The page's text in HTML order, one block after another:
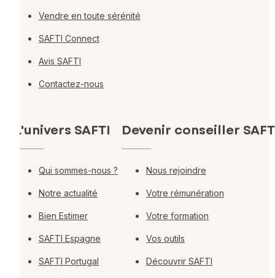
Vendre en toute sérénité
SAFTI Connect
Avis SAFTI
Contactez-nous
L'univers SAFTI
Qui sommes-nous ?
Notre actualité
Bien Estimer
SAFTI Espagne
SAFTI Portugal
Devenir conseiller
Nous rejoindre
Votre rémunération
Votre formation
Vos outils
Découvrir SAFTI